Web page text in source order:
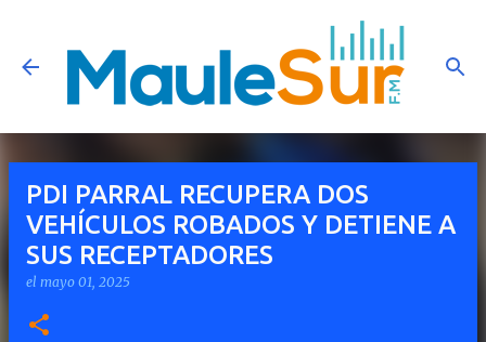
Ir al contenido principal
PDI PARRAL RECUPERA DOS
VEHÍCULOS ROBADOS Y DETIENE A
SUS RECEPTADORES
el mayo 01, 2025